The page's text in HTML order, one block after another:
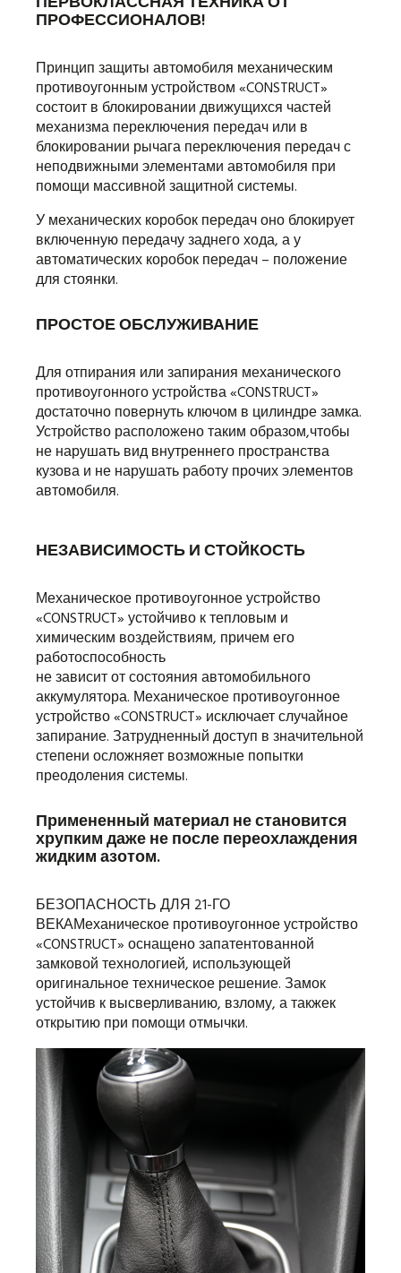
ПРОФЕССИОНАЛОВ!
Принцип защиты автомобиля механическим
противоугонным устройством «CONSTRUCT»
состоит в блокировании движущихся частей
механизма переключения передач или в
блокировании рычага переключения передач с
неподвижными элементами автомобиля при
помощи массивной защитной системы.
У механических коробок передач оно блокирует
включенную передачу заднего хода, а у
автоматических коробок передач – положение
для стоянки.
ПРОСТОЕ ОБСЛУЖИВАНИЕ
Для отпирания или запирания механического
противоугонного устройства «CONSTRUCT»
достаточно повернуть ключом в цилиндре замка.
Устройство расположено таким образом,чтобы
не нарушать вид внутреннего пространства
кузова и не нарушать работу прочих элементов
автомобиля.
НЕЗАВИСИМОСТЬ И СТОЙКОСТЬ
Механическое противоугонное устройство
«CONSTRUCT» устойчиво к тепловым и
химическим воздействиям, причем его
работоспособность
не зависит от состояния автомобильного
аккумулятора. Механическое противоугонное
устройство «CONSTRUCT» исключает случайное
запирание. Затрудненный доступ в значительной
степени осложняет возможные попытки
преодоления системы.
Примененный материал не становится
хрупким даже не после переохлаждения
жидким азотом.
БЕЗОПАСНОСТЬ ДЛЯ 21-ГО
ВЕКАМеханическое противоугонное устройство
«CONSTRUCT» оснащено запатентованной
замковой технологией, использующей
оригинальное техническое решение. Замок
устойчив к высверливанию, взлому, а такжек
открытию при помощи отмычки.